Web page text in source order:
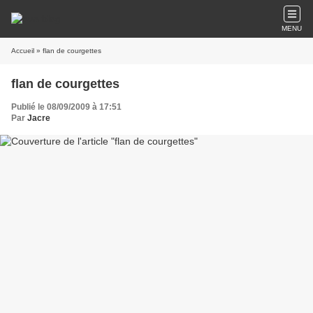
MENU
Accueil » flan de courgettes
flan de courgettes
Publié le 08/09/2009 à 17:51
Par Jacre